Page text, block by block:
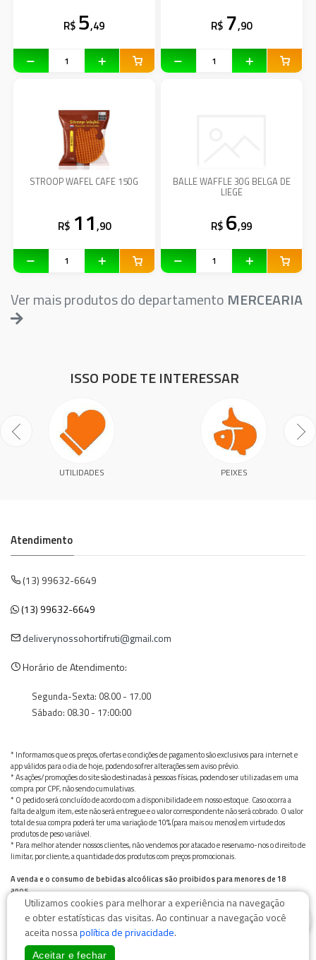
R$ 5,49 R$ 7,90
STROOP WAFEL CAFE 150G
R$ 11,90
BALLE WAFFLE 30G BELGA DE
LIEGE
R$ 6,99
Ver mais produtos do departamento MERCEARIA
ISSO PODE TE INTERESSAR
UTILIDADES PEIXES
Atendimento
(13) 99632-6649
(13) 99632-6649
deliverynossohortifruti@gmail.com
Horário de Atendimento:
Segunda-Sexta: 08.00 - 17.00
Sábado: 08.30 - 17:00:00
* Informamos que os preços, ofertas e condições de pagamento são exclusivos para internet e
app válidos para o dia de hoje, podendo sofrer alterações sem aviso prévio.
* As ações/promoções do site são destinadas à pessoas físicas, podendo ser utilizadas em uma
compra por CPF, não sendo cumulativas.
* O pedido será concluído de acordo com a disponibilidade em nosso estoque. Caso ocorra a
falta de algum item, este não será entregue e o valor correspondente não será cobrado. O valor
total de sua compra poderá ter uma variação de 10% (para mais ou menos) em virtude dos
produtos de peso variável.
* Para melhor atender nossos clientes, não vendemos por atacado e reservamo-nos o direito de
limitar, por cliente, a quantidade dos produtos com preços promocionais.
A venda e o consumo de bebidas alcoólicas são proibidos para menores de 18
anos.
Bebida alcoólica pode causar dependência química e, em excesso, provoca graves males à saúde.
Beba com moderação
Utilizamos cookies para melhorar a experiência na navegação
e obter estatísticas das visitas. Ao continuar a navegação você
aceita nossapolítica de privacidade.
Aceitar e fechar